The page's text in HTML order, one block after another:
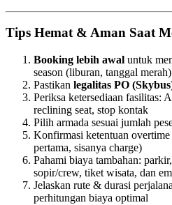
Tips Hemat & Aman Saat
Booking lebih awal untuk
season (liburan, tanggal merah)
Pastikan legalitas PO
Periksa ketersediaan fasilitas:
reclining seat, stop kontak
Pilih armada sesuai jumlah
Konfirmasi ketentuan
pertama, sisanya charge)
Pahami biaya tambahan:
sopir/crew, tiket wisata, dan
Jelaskan rute & durasi
perhitungan biaya optimal